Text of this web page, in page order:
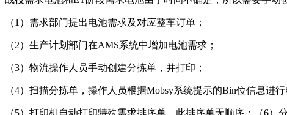
（1）需求部门提出电池需求及对应整车订单；
（2）生产计划部门在AMS系统中增加电池需求；
（3）物流操作人员手动创建分拣单，并打印；
（4）扫描分拣单，操作人员根据Mobsy系统提示的Bin位信息进行
（5）打印机自动打印特殊需求排序单，此排序单无顺序；（6